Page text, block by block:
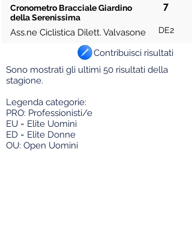
Cronometro Bracciale Giardino
della Serenissima
7
Ass.ne Ciclistica Dilett. Valvasone DE2
Contribuisci risultati
Sono mostrati gli ultimi 50 risultati della
stagione.
Legenda categorie:
PRO: Professionisti/e
EU = Elite Uomini
ED = Elite Donne
OU: Open Uomini